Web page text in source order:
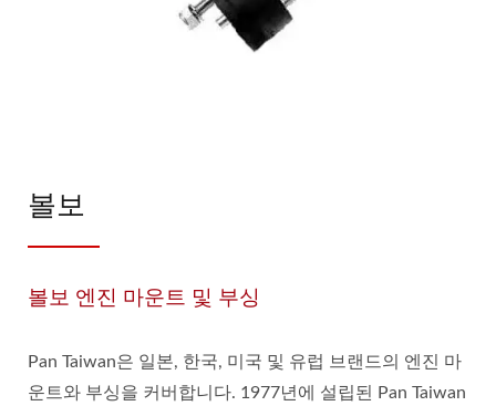
볼보
볼보 엔진 마운트 및 부싱
Pan Taiwan은 일본, 한국, 미국 및 유럽 브랜드의 엔진 마
운트와 부싱을 커버합니다. 1977년에 설립된 Pan Taiwan